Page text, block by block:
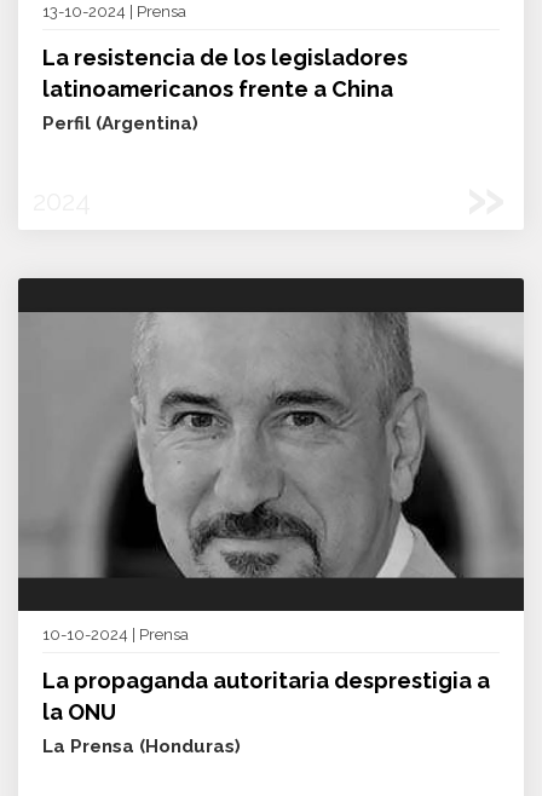
13-10-2024 | Prensa
La resistencia de los legisladores
latinoamericanos frente a China
Perfil (Argentina)
10-10-2024 | Prensa
La propaganda autoritaria desprestigia a
la ONU
La Prensa (Honduras)